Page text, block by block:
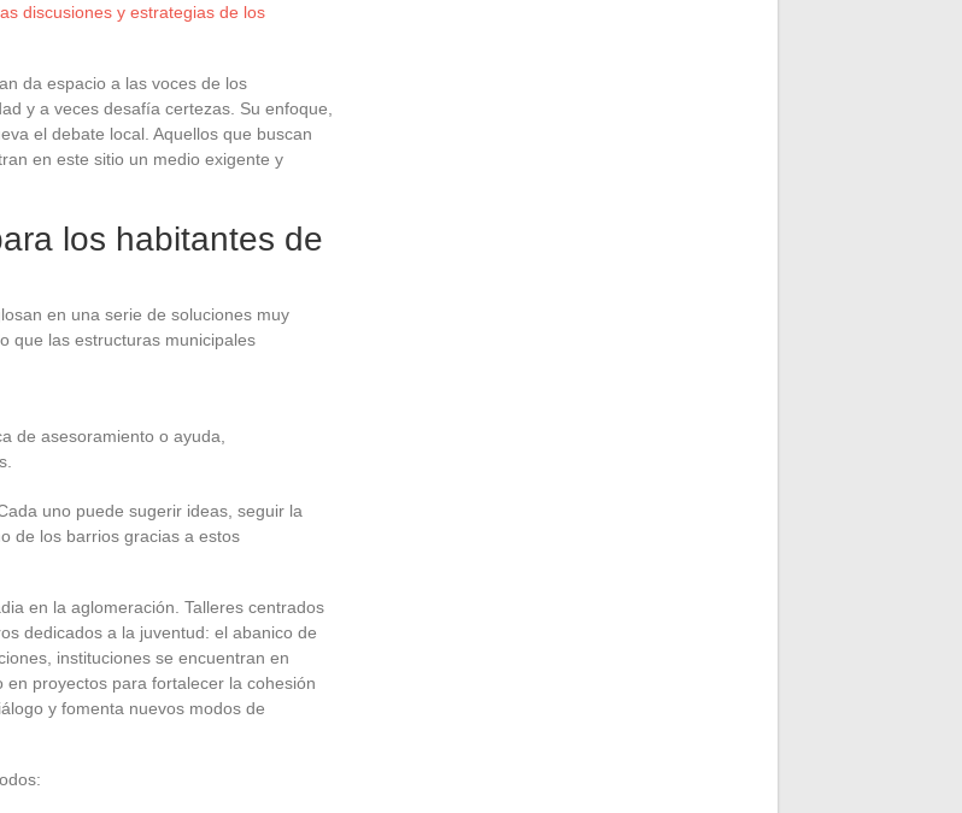
discusiones y estrategias de los
da espacio a las voces de los
y a veces desafía certezas. Su enfoque,
el debate local. Aquellos que buscan
en este sitio un medio exigente y
los habitantes de
en una serie de soluciones muy
que las estructuras municipales
de asesoramiento o ayuda,
uno puede sugerir ideas, seguir la
de los barrios gracias a estos
en la aglomeración. Talleres centrados
dedicados a la juventud: el abanico de
instituciones se encuentran en
proyectos para fortalecer la cohesión
y fomenta nuevos modos de